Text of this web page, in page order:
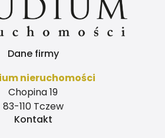
Dane firmy
nieruchomości
Chopina 19
83-110 Tczew
Kontakt